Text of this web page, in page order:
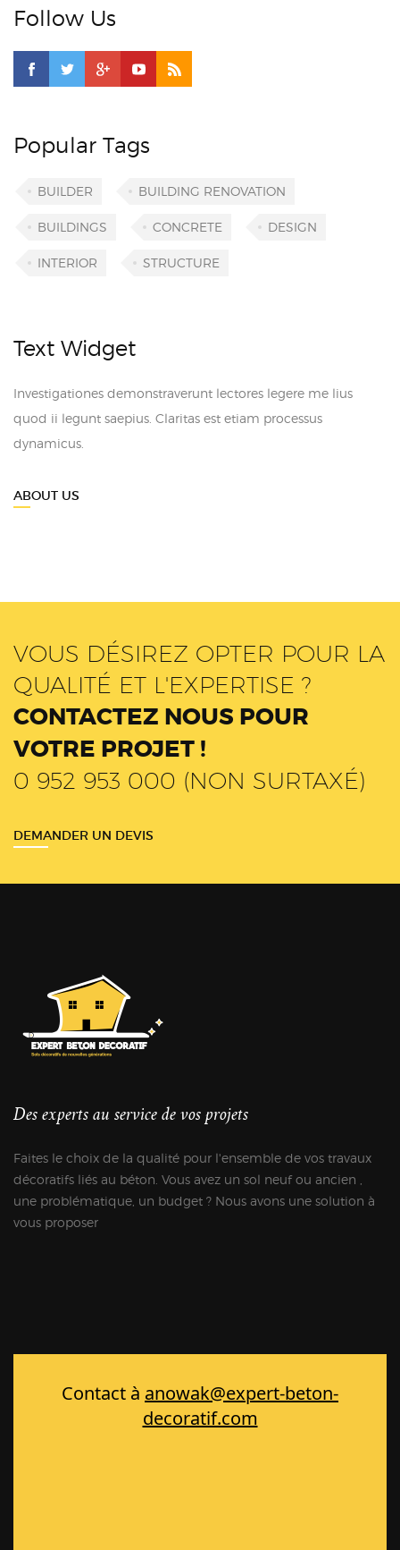
Follow Us
Popular Tags
BUILDER BUILDING RENOVATION
BUILDINGS CONCRETE DESIGN
INTERIOR STRUCTURE
Text Widget
Investigationes demonstraverunt lectores legere me lius
quod ii legunt saepius. Claritas est etiam processus
dynamicus.
ABOUT US
VOUS DÉSIREZ OPTER POUR LA
QUALITÉ ET L'EXPERTISE ?
CONTACTEZ NOUS POUR
VOTRE PROJET !
0 952 953 000 (NON SURTAXÉ)
DEMANDER UN DEVIS
Des experts au service de vos projets
Faites le choix de la qualité pour l'ensemble de vos travaux
décoratifs liés au béton. Vous avez un sol neuf ou ancien ,
une problématique, un budget ? Nous avons une solution à
vous proposer